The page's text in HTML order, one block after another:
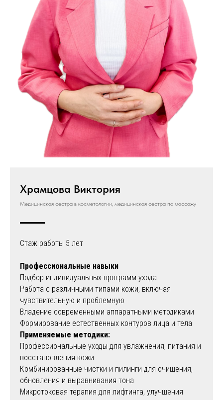
Храмцова Виктория
Медицинская сестра в косметологии, медицинская сестра по массажу
Стаж работы 5 лет
Профессиональные навыки
Подбор индивидуальных программ ухода
Работа с различными типами кожи, включая
чувствительную и проблемную
Владение современными аппаратными методиками
Формирование естественных контуров лица и тела
Применяемые методики:
Профессиональные уходы для увлажнения, питания и
восстановления кожи
Комбинированные чистки и пилинги для очищения,
обновления и выравнивания тона
Микротоковая терапия для лифтинга, улучшения